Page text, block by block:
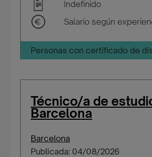
Indefinido
Salario según
Personas con certificado de
Técnico/a de
Barcelona
Barcelona
Publicada: 04/08/2026